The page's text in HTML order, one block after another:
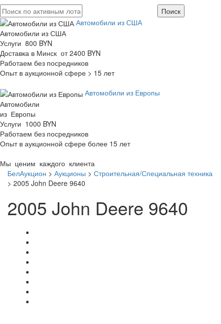
Автомобили из США
Автомобили из США
Услуги 800 BYN
Доставка в Минск от 2400 BYN
Работаем без посредников
Опыт в аукционной сфере > 15 лет
Автомобили из Европы
Автомобили
из Европы
Услуги 1000 BYN
Работаем без посредников
Опыт в аукционной сфере более 15 лет
Мы ценим каждого клиента
БелАукцион > Аукционы > Строительная/Специальная техника
> 2005 John Deere 9640
2005 John Deere 9640